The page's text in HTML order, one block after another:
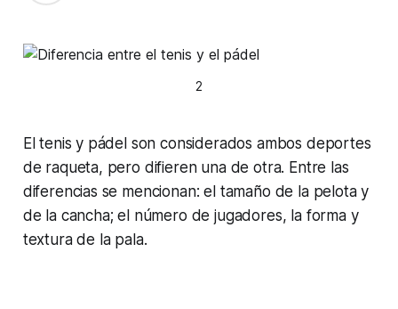
2
El tenis y pádel son considerados ambos deportes
de raqueta, pero difieren una de otra. Entre las
diferencias se mencionan: el tamaño de la pelota y
de la cancha; el número de jugadores, la forma y
textura de la pala.